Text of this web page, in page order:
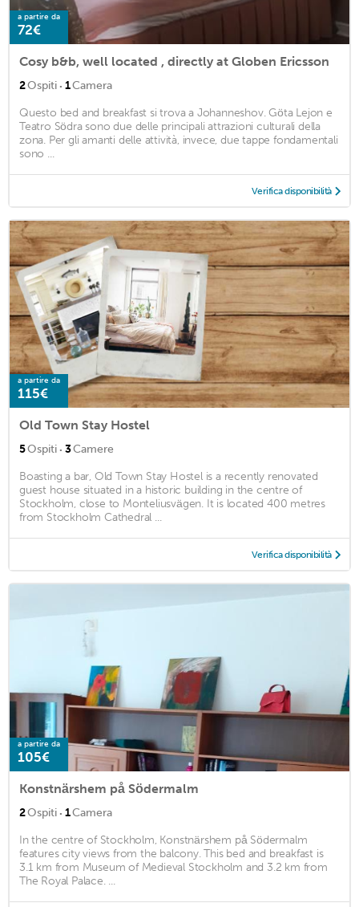
a partire da
72€
Cosy b&b, well located , directly at Globen Ericsson
2Ospiti · 1Camera
Questo bed and breakfast si trova a Johanneshov. Göta Lejon e
Teatro Södra sono due delle principali attrazioni culturali della
zona. Per gli amanti delle attività, invece, due tappe fondamentali
sono ...
Verifica disponibilità
a partire da
115€
Old Town Stay Hostel
5Ospiti · 3Camere
Boasting a bar, Old Town Stay Hostel is a recently renovated
guest house situated in a historic building in the centre of
Stockholm, close to Monteliusvägen. It is located 400 metres
from Stockholm Cathedral ...
Verifica disponibilità
a partire da
105€
Konstnärshem på Södermalm
2Ospiti · 1Camera
In the centre of Stockholm, Konstnärshem på Södermalm
features city views from the balcony. This bed and breakfast is
3.1 km from Museum of Medieval Stockholm and 3.2 km from
The Royal Palace. ...